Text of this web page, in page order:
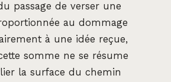
passage de verser une
au dommage
à une idée reçue,
somme ne se résume
la surface du chemin